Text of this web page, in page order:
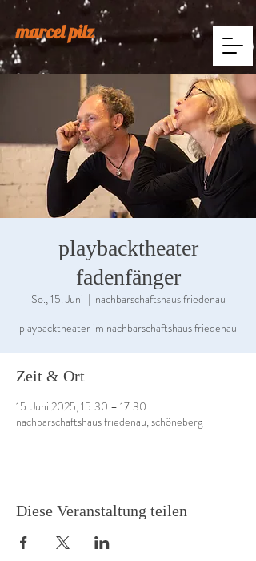
marcel pilz
playbacktheater
fadenfänger
So., 15. Juni
  |
nachbarschaftshaus friedenau
playbacktheater im nachbarschaftshaus friedenau
Zeit & Ort
15. Juni 2025, 15:30 – 17:30
nachbarschaftshaus friedenau, schöneberg
Diese Veranstaltung teilen